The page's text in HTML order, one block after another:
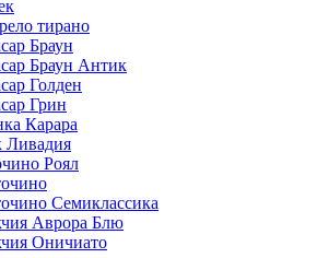
тирано
Браун
Браун Антик
Голден
Грин
Карара
Ливадия
Роял
Семиклассика
Аврора Блю
Оничиато